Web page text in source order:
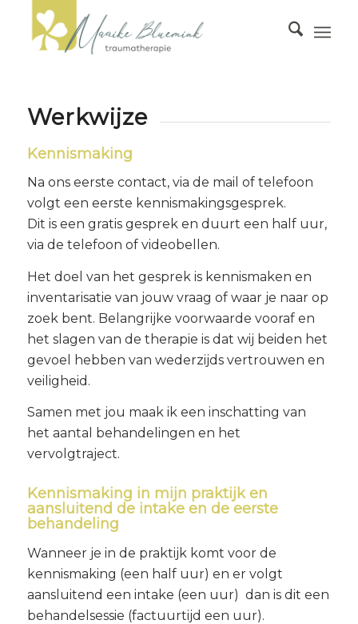
Werkwijze
Kennismaking
Na ons eerste contact, via de mail of telefoon
volgt een eerste kennismakingsgesprek.
Dit is een gratis gesprek en duurt een half uur,
via de telefoon of videobellen.
Het doel van het gesprek is kennismaken en
inventarisatie van jouw vraag of waar je naar op
zoek bent. Belangrijke voorwaarde vooraf en
het slagen van de therapie is dat wij beiden het
gevoel hebben van wederzijds vertrouwen en
veiligheid.
Samen met jou maak ik een inschatting van
het aantal behandelingen en het
vervolgtraject.
Kennismaking in mijn praktijk en
aansluitend de intake en de eerste
behandeling
Wanneer je in de praktijk komt voor de
kennismaking (een half uur) en er volgt
aansluitend een intake (een uur) dan is dit een
behandelsessie (factuurtijd een uur).